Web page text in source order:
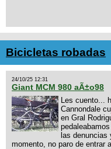
Bicicletas robadas
24/10/25 12:31
Giant MCM 980 aÃ±o98
Les cuento...
Cannondale
en Gral
las
momento, no paro de entrar